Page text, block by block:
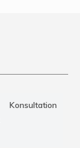
Konsultation